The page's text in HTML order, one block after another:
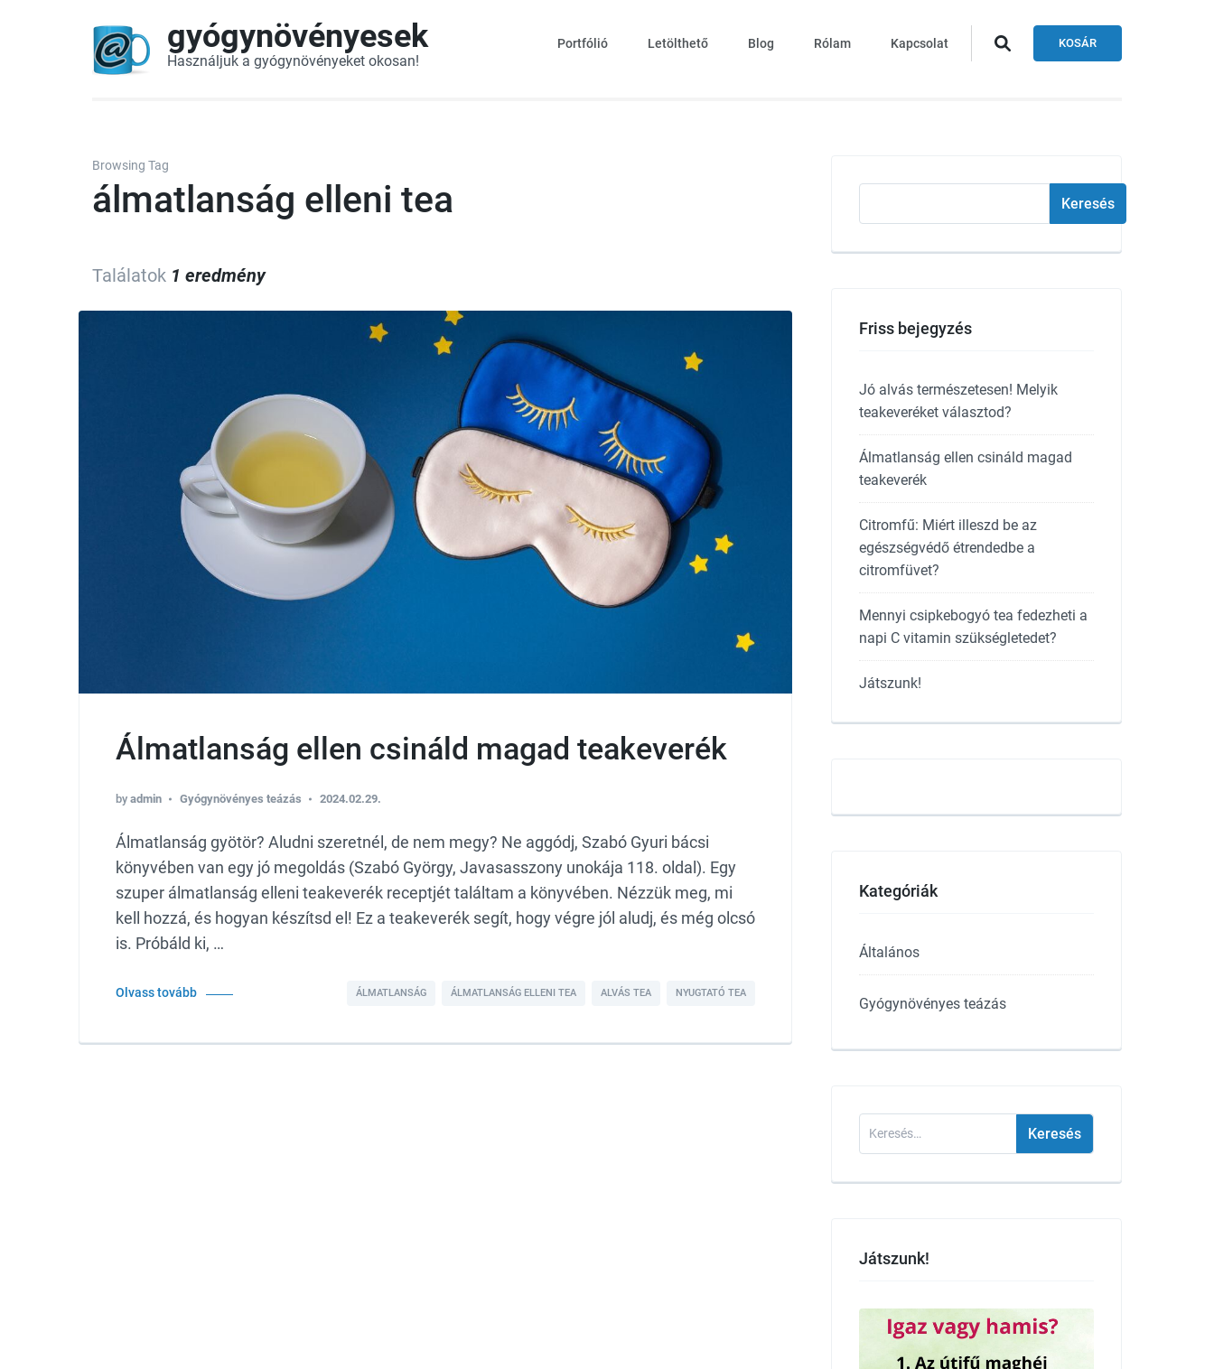
gyógynövényesek
Használjuk a gyógynövényeket okosan!
KOSÁR
Portfólió Letölthető Blog Rólam Kapcsolat
Browsing Tag
álmatlanság elleni tea
Találatok 1 eredmény
Álmatlanság ellen csináld magad teakeverék
by admin Gyógynövényes teázás 2024.02.29.
Álmatlanság gyötör? Aludni szeretnél, de nem megy? Ne aggódj, Szabó Gyuri bácsi
könyvében van egy jó megoldás (Szabó György, Javasasszony unokája 118. oldal). Egy
szuper álmatlanság elleni teakeverék receptjét találtam a könyvében. Nézzük meg, mi
kell hozzá, és hogyan készítsd el! Ez a teakeverék segít, hogy végre jól aludj, és még olcsó
is. Próbáld ki, …
Olvass tovább ÁLMATLANSÁG ÁLMATLANSÁG ELLENI TEA ALVÁS TEA NYUGTATÓ TEA
Keresés
Friss bejegyzés
Jó alvás természetesen! Melyik
teakeveréket választod?
Álmatlanság ellen csináld magad
teakeverék
Citromfű: Miért illeszd be az
egészségvédő étrendedbe a
citromfüvet?
Mennyi csipkebogyó tea fedezheti a
napi C vitamin szükségletedet?
Játszunk!
Kategóriák
Általános
Gyógynövényes teázás
Keresés:
Játszunk!